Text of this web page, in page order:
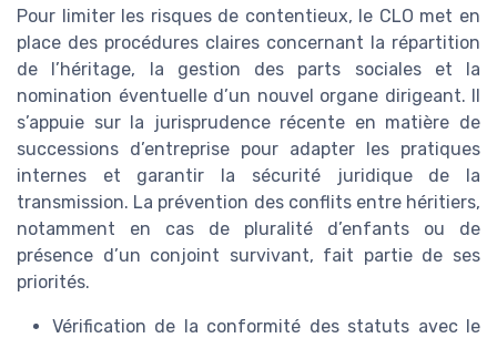
Pour limiter les risques de contentieux, le CLO met en
place des procédures claires concernant la répartition
de l’héritage, la gestion des parts sociales et la
nomination éventuelle d’un nouvel organe dirigeant. Il
s’appuie sur la jurisprudence récente en matière de
successions d’entreprise pour adapter les pratiques
internes et garantir la sécurité juridique de la
transmission. La prévention des conflits entre héritiers,
notamment en cas de pluralité d’enfants ou de
présence d’un conjoint survivant, fait partie de ses
priorités.
Vérification de la conformité des statuts avec le